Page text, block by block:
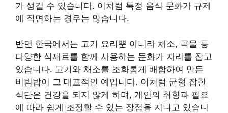
가 생길 수 있습니다. 이처럼 특정 음식 문화가 규제
에 직면하는 경우는 많습니다.
반면 한국에서는 고기 요리뿐 아니라 채소, 곡물 등
다양한 식재료를 함께 사용하는 문화가 자리를 잡고
있습니다. 고기와 채소를 조화롭게 배합하여 만든
비빔밥이 그 대표적인 예입니다. 이처럼 균형 잡힌
식단은 건강을 되지 않게 하며, 개인의 취향과 필요
에 따라 쉽게 조정할 수 있는 장점을 지니고 있습니